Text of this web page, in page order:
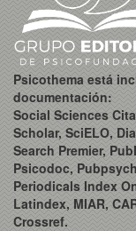
Psicothema está
documentación:
Social Sciences
Scholar, SciELO,
Search Premier,
Psicodoc,
Periodicals Index
Latindex, MIAR,
Crossref.